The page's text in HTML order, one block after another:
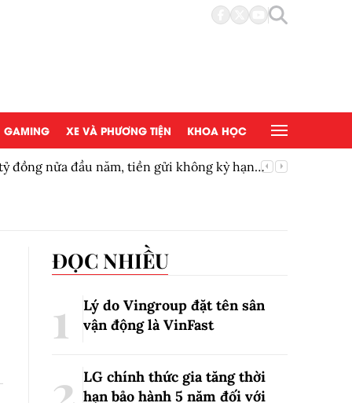
GAMING XE VÀ PHƯƠNG TIỆN KHOA HỌC
đồng nửa đầu năm, tiền gửi không kỳ hạn
ĐỌC NHIỀU
Lý do Vingroup đặt tên sân
vận động là VinFast
LG chính thức gia tăng thời
hạn bảo hành 5 năm đối với